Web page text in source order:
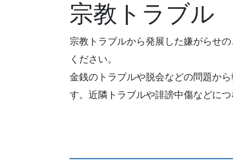
宗教トラブ
宗教トラブルから発展した嫌がらせ
ください。
金銭のトラブルや脱会などの問題か
す。近隣トラブルや誹謗中傷などに